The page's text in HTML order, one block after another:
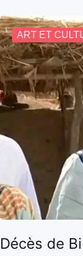
ART ET
Décès de